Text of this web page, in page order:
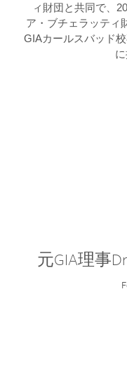
ィ財団と共同で、
ア・ブチェラッティ
GIAカールスバッド
元GIA理事